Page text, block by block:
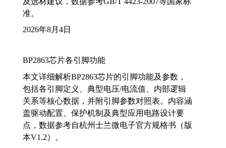
准。
2026年8月4日
BP2863芯片各引脚功能
本文详细解析BP2863芯片的引脚功能及参数，
包括各引脚定义、典型电压/电流值、内部逻辑
关系等核心数据，并附引脚参数对照表。内容涵
盖驱动配置、保护机制及典型应用电路设计要
点，数据参考自杭州士兰微电子官方规格书（版
本V1.2）。